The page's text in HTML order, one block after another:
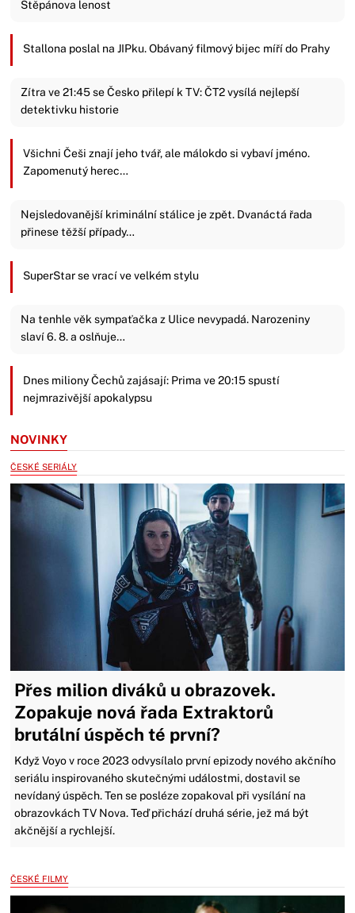
Štěpánova lenost
Stallona poslal na JIPku. Obávaný filmový bijec míří do Prahy
Zítra ve 21:45 se Česko přilepí k TV: ČT2 vysílá nejlepší
detektivku historie
Všichni Češi znají jeho tvář, ale málokdo si vybaví jméno.
Zapomenutý herec…
Nejsledovanější kriminální stálice je zpět. Dvanáctá řada
přinese těžší případy…
SuperStar se vrací ve velkém stylu
Na tenhle věk sympaťačka z Ulice nevypadá. Narozeniny
slaví 6. 8. a oslňuje…
Dnes miliony Čechů zajásají: Prima ve 20:15 spustí
nejmrazivější apokalypsu
NOVINKY
ČESKÉ SERIÁLY
Přes milion diváků u obrazovek.
Zopakuje nová řada Extraktorů
brutální úspěch té první?
Když Voyo v roce 2023 odvysílalo první epizody nového akčního
seriálu inspirovaného skutečnými událostmi, dostavil se
nevídaný úspěch. Ten se posléze zopakoval při vysílání na
obrazovkách TV Nova. Teď přichází druhá série, jež má být
akčnější a rychlejší.
ČESKÉ FILMY